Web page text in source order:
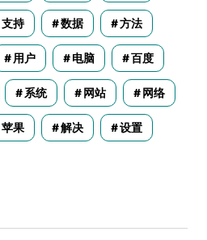
支持 数据 方法
用户 电脑 百度
系统 网站 网络
苹果 解决 设置